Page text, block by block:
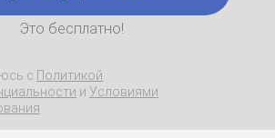
Это бесплатно!
с Политикой
и Условиями